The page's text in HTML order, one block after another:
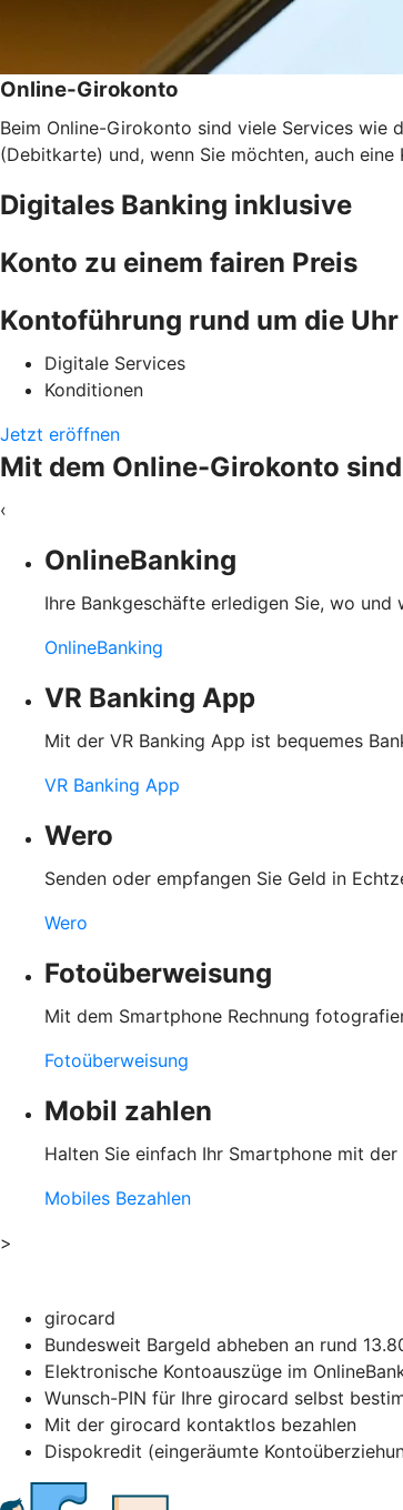
Online-Girokonto
Beim Online-Girokonto sind viele Services wie
(Debitkarte) und, wenn Sie möchten, auch
Digitales Banking inklusive
Konto zu einem fairen Preis
Kontoführung rund um die Uhr
Digitale Services
Konditionen
Jetzt eröffnen
Mit dem Online-Girokonto
‹
OnlineBanking
Ihre Bankgeschäfte erledigen Sie, wo
OnlineBanking
VR Banking App
Mit der VR Banking App ist bequemes
VR Banking App
Wero
Senden oder empfangen Sie Geld in
Wero
Fotoüberweisung
Mit dem Smartphone Rechnung
Fotoüberweisung
Mobil zahlen
Halten Sie einfach Ihr Smartphone mit
Mobiles Bezahlen
>
girocard
Bundesweit Bargeld abheben an rund
Elektronische Kontoauszüge im
Wunsch-PIN für Ihre girocard selbst
Mit der girocard kontaktlos bezahlen
Dispokredit (eingeräumte